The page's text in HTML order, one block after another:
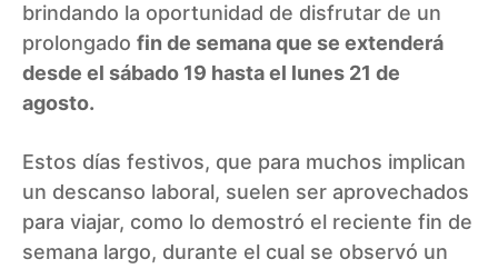
brindando la oportunidad de disfrutar de un
prolongado fin de semana que se extenderá
desde el sábado 19 hasta el lunes 21 de
agosto.
Estos días festivos, que para muchos implican
un descanso laboral, suelen ser aprovechados
para viajar, como lo demostró el reciente fin de
semana largo, durante el cual se observó un